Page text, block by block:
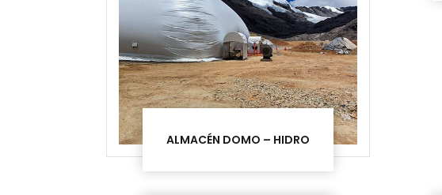
ALMACÉN DOMO – HIDRO